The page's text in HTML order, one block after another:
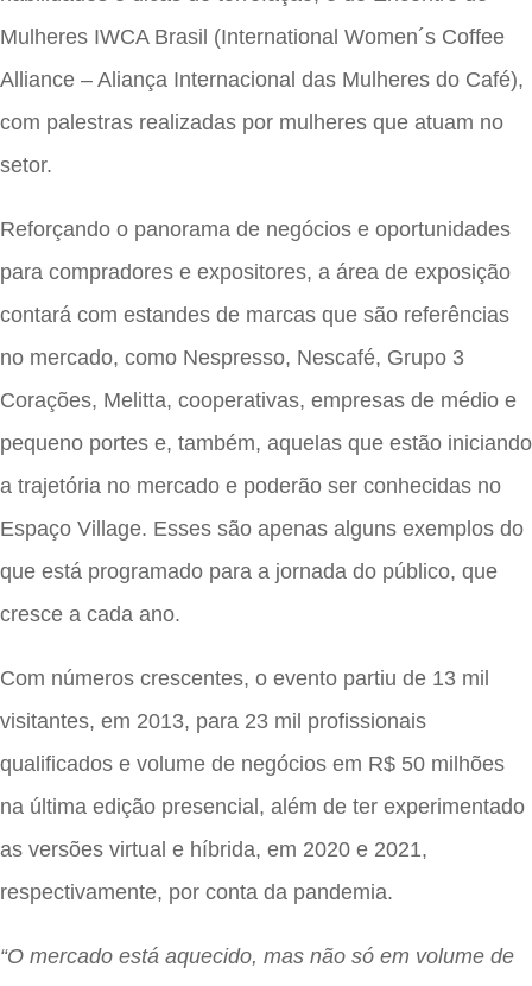
Mulheres IWCA Brasil (International Women´s Coffee
Alliance – Aliança Internacional das Mulheres do Café),
com palestras realizadas por mulheres que atuam no
setor.
Reforçando o panorama de negócios e oportunidades
para compradores e expositores, a área de exposição
contará com estandes de marcas que são referências
no mercado, como Nespresso, Nescafé, Grupo 3
Corações, Melitta, cooperativas, empresas de médio e
pequeno portes e, também, aquelas que estão iniciando
a trajetória no mercado e poderão ser conhecidas no
Espaço Village. Esses são apenas alguns exemplos do
que está programado para a jornada do público, que
cresce a cada ano.
Com números crescentes, o evento partiu de 13 mil
visitantes, em 2013, para 23 mil profissionais
qualificados e volume de negócios em R$ 50 milhões
na última edição presencial, além de ter experimentado
as versões virtual e híbrida, em 2020 e 2021,
respectivamente, por conta da pandemia.
“O mercado está aquecido, mas não só em volume de